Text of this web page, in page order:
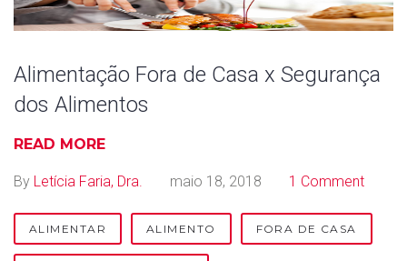
Alimentação Fora de Casa x Segurança
dos Alimentos
READ MORE
By Letícia Faria, Dra. maio 18, 2018 1 Comment
ALIMENTAR ALIMENTO FORA DE CASA